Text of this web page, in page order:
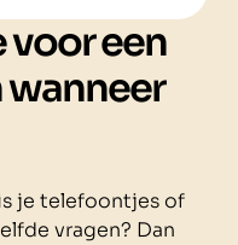
voor een
je telefoontjes of
vragen? Dan